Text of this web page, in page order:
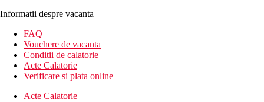
Informatii despre vacanta
FAQ
Vouchere de vacanta
Conditii de calatorie
Acte Calatorie
Verificare si plata online
Acte Calatorie